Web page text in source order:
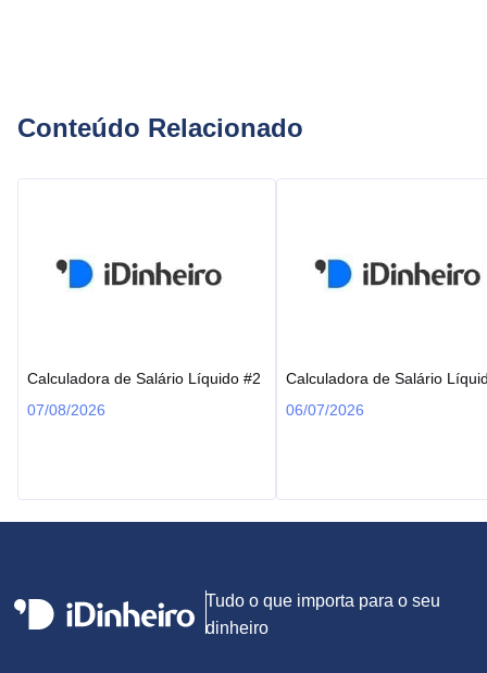
Conteúdo Relacionado
Calculadora de Salário Líquido #2
07/08/2026
Calculadora de Salário
06/07/2026
Tudo o que importa para o seu
dinheiro